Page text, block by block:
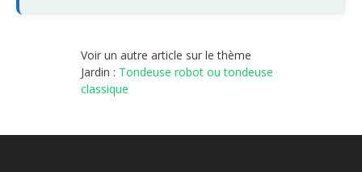
Voir un autre article sur le thème
Jardin : Tondeuse robot ou tondeuse
classique